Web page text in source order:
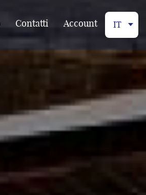
IT
Contatti Account